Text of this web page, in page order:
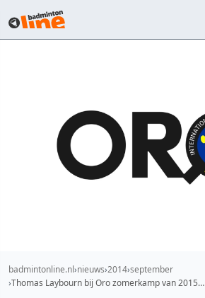
badmintonline.nl nieuws 2014 september
Thomas Laybourn bij Oro zomerkamp van 2015…